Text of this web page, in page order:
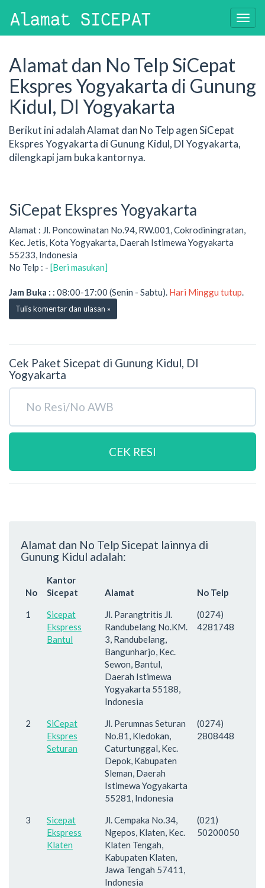
Alamat dan No Telp SiCepat
Ekspres Yogyakarta di Gunung
Kidul, DI Yogyakarta
Berikut ini adalah Alamat dan No Telp agen SiCepat
Ekspres Yogyakarta di Gunung Kidul, DI Yogyakarta,
dilengkapi jam buka kantornya.
SiCepat Ekspres Yogyakarta
Alamat : Jl. Poncowinatan No.94, RW.001, Cokrodiningratan,
Kec. Jetis, Kota Yogyakarta, Daerah Istimewa Yogyakarta
55233, Indonesia
No Telp : - [Beri masukan]
Jam Buka : : 08:00-17:00 (Senin - Sabtu). Hari Minggu tutup.
Tulis komentar dan ulasan »
Cek Paket Sicepat di Gunung Kidul, DI
Yogyakarta
CEK RESI
Alamat dan No Telp Sicepat lainnya di
Gunung Kidul adalah:
No
Kantor
Sicepat
Alamat No Telp
1
Sicepat
Ekspress
Bantul
Jl. Parangtritis Jl.
Randubelang No.KM.
3, Randubelang,
Bangunharjo, Kec.
Sewon, Bantul,
Daerah Istimewa
Yogyakarta 55188,
Indonesia
(0274)
4281748
2
SiCepat
Ekspres
Seturan
Jl. Perumnas Seturan
No.81, Kledokan,
Caturtunggal, Kec.
Depok, Kabupaten
Sleman, Daerah
Istimewa Yogyakarta
55281, Indonesia
(0274)
2808448
3
Sicepat
Ekspress
Klaten
Jl. Cempaka No.34,
Ngepos, Klaten, Kec.
Klaten Tengah,
Kabupaten Klaten,
Jawa Tengah 57411,
Indonesia
(021)
50200050